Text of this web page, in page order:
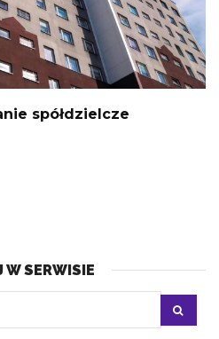
spółdzielcze
W SERWISIE